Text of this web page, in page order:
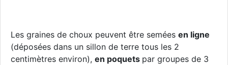
Les graines de choux peuvent être semées en ligne
(déposées dans un sillon de terre tous les 2
centimètres environ), en poquets par groupes de 3